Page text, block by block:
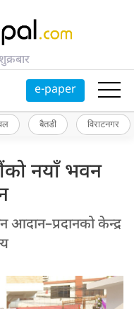
e-paper
बैतडी विराटनगर
नयाँ भवन
आदान–प्रदानको केन्द्र